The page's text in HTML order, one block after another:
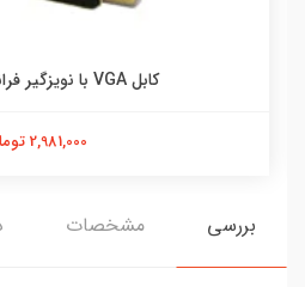
کابل VGA با نویزگیر فرانت 15 متری
2,981,000 تومان
بررسی مشخصات